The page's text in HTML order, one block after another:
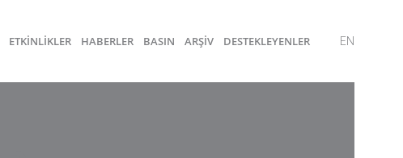
ETKİNLİKLER HABERLER BASIN ARŞİV DESTEKLEYENLER EN